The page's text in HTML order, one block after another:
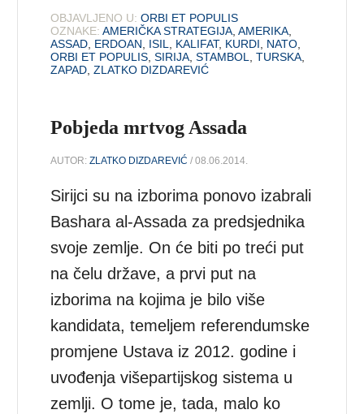
OBJAVLJENO U: ORBI ET POPULIS
OZNAKE: AMERIČKA STRATEGIJA,AMERIKA,
ASSAD, ERDOAN, ISIL, KALIFAT, KURDI, NATO,
ORBI ET POPULIS,SIRIJA,STAMBOL,TURSKA,
ZAPAD,ZLATKO DIZDAREVIĆ
Pobjeda mrtvog Assada
AUTOR:ZLATKO DIZDAREVIĆ / 08.06.2014.
Sirijci su na izborima ponovo izabrali
Bashara al-Assada za predsjednika
svoje zemlje. On će biti po treći put
na čelu države, a prvi put na
izborima na kojima je bilo više
kandidata, temeljem referendumske
promjene Ustava iz 2012. godine i
uvođenja višepartijskog sistema u
zemlji. O tome je, tada, malo ko